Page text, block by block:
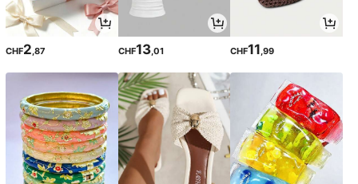
CHF2,87 CHF13,01 CHF11,99